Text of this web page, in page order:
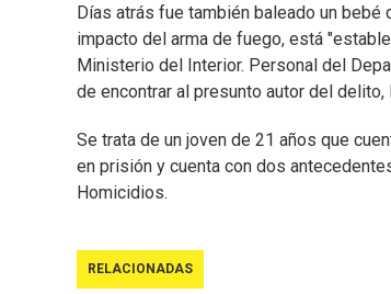
Días atrás fue también baleado un
impacto del arma de fuego, está
Ministerio del Interior. Personal del
de encontrar al presunto autor del
Se trata de un joven de 21 años que
en prisión y cuenta con dos
Homicidios.
RELACIONADAS